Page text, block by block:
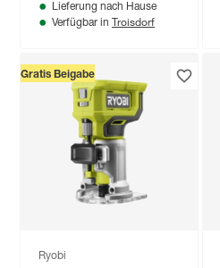
Lieferung nach Hause
Verfügbar in Troisdorf
Gratis Beigabe
Ryobi